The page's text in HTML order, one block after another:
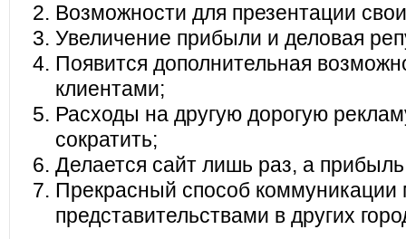
Возможности для презентации
Увеличение прибыли и деловая
Появится дополнительная
клиентами;
Расходы на другую дорогую
сократить;
Делается сайт лишь раз, а
Прекрасный способ коммуникации
представительствами в других